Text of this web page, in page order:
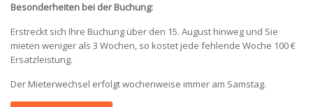
Besonderheiten bei der Buchung:
Erstreckt sich Ihre Buchung über den 15. August hinweg und Sie
mieten weniger als 3 Wochen, so kostet jede fehlende Woche 100 €
Ersatzleistung.
Der Mieterwechsel erfolgt wochenweise immer am Samstag.